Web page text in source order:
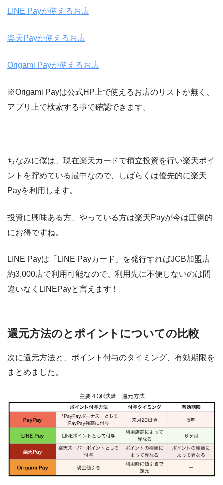
LINE Payが使えるお店
楽天Payが使えるお店
Origami Payが使えるお店
※Origami Payは公式HP上で使えるお店のリストが無く、
アプリ上で検索する事で確認できます。
ちなみに僕は、現在楽天カードで積立投資を行い楽天ポイ
ントを貯めている最中なので、しばらくは優先的に楽天
Payを利用します。
投資に興味ある方、やっている方は楽天Payが今は圧倒的
にお得ですね。
LINE Payは「LINE Payカード」を発行すればJCB加盟店
約3,000店で利用可能なので、利用先に不便しないのは間
違いなくLINEPayと言えます！
還元方法のとポイントについての比較
次に還元方法と、ポイント付与のタイミング、有効期限を
まとめました。